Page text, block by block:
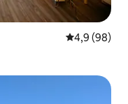
Gemiddelde
4,9 (98)